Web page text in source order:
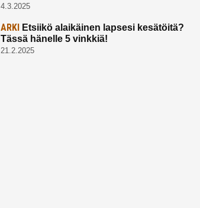
4.3.2025
ARKI Etsiikö alaikäinen lapsesi kesätöitä?
Tässä hänelle 5 vinkkiä!
21.2.2025